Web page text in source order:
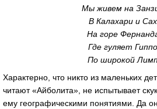
Мы живем на
В Калахари и
На горе
Где гуляет
По широкой
Характерно, что никто из маленьких
читают «Айболита», не испытывает
ему географическими понятиями. Да